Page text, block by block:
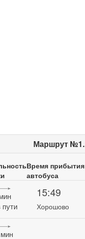
Маршрут №1.
Время прибытия
автобуса
пути
15:49
Хорошово